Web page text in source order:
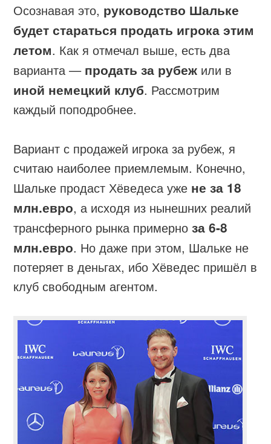
Осознавая это, руководство Шальке
будет стараться продать игрока этим
летом. Как я отмечал выше, есть два
варианта — продать за рубеж или в
иной немецкий клуб. Рассмотрим
каждый поподробнее.
Вариант с продажей игрока за рубеж, я
считаю наиболее приемлемым. Конечно,
Шальке продаст Хёведеса уже не за 18
млн.евро, а исходя из нынешних реалий
трансферного рынка примерноза 6-8
млн.евро. Но даже при этом, Шальке не
потеряет в деньгах, ибо Хёведес пришёл в
клуб свободным агентом.